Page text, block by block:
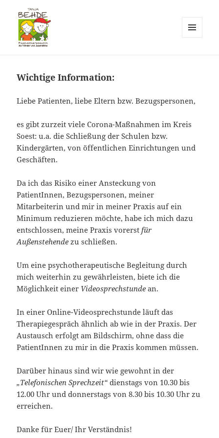
Wichtige Information:
Liebe Patienten, liebe Eltern bzw. Bezugspersonen,
es gibt zurzeit viele Corona-Maßnahmen im Kreis
Soest: u.a. die Schließung der Schulen bzw.
Kindergärten, von öffentlichen Einrichtungen und
Geschäften.
Da ich das Risiko einer Ansteckung von
PatientInnen, Bezugspersonen, meiner
Mitarbeiterin und mir in meiner Praxis auf ein
Minimum reduzieren möchte, habe ich mich dazu
entschlossen, meine Praxis vorerstfür
Außenstehende zu schließen.
Um eine psychotherapeutische Begleitung durch
mich weiterhin zu gewährleisten, biete ich die
Möglichkeit einer Videosprechstunde an.
In einer Online-Videosprechstunde läuft das
Therapiegespräch ähnlich ab wie in der Praxis. Der
Austausch erfolgt am Bildschirm, ohne dass die
PatientInnen zu mir in die Praxis kommen müssen.
Darüber hinaus sind wir wie gewohnt in der
„Telefonischen Sprechzeit“dienstags von 10.30 bis
12.00 Uhr und donnerstags von 8.30 bis 10.30 Uhr zu
erreichen.
Danke für Euer/ Ihr Verständnis!